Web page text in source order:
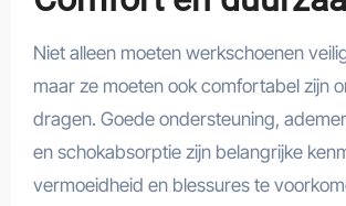
Niet alleen moeten werkschoenen
maar ze moeten ook comfortabel zijn
dragen. Goede ondersteuning,
en schokabsorptie zijn belangrijke
vermoeidheid en blessures te